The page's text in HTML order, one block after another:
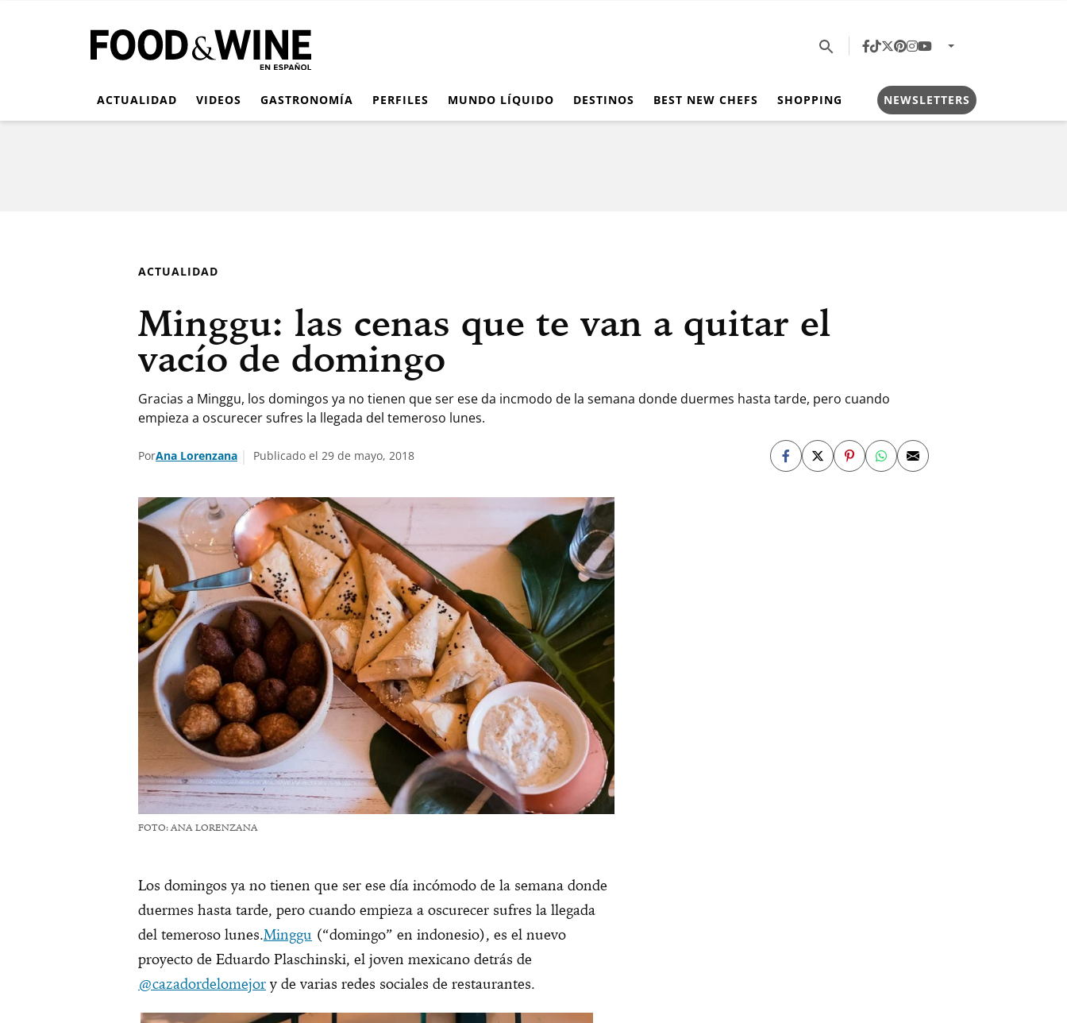
ACTUALIDAD VIDEOS GASTRONOMÍA PERFILES MUNDO LÍQUIDO DESTINOS BEST NEW CHEFS SHOPPING NEWSLETTERS
ACTUALIDAD
Minggu: las cenas que te van a quitar el
vacío de domingo
Gracias a Minggu, los domingos ya no tienen que ser ese da incmodo de la semana donde duermes hasta tarde, pero cuando
empieza a oscurecer sufres la llegada del temeroso lunes.
PorAna Lorenzana Publicado el 29 de mayo, 2018
FOTO: ANA LORENZANA
Los domingos ya no tienen que ser ese día incómodo de la semana donde
duermes hasta tarde, pero cuando empieza a oscurecer sufres la llegada
del temeroso lunes.Minggu (“domingo” en indonesio), es el nuevo
proyecto de Eduardo Plaschinski, el joven mexicano detrás de
@cazadordelomejor y de varias redes sociales de restaurantes.